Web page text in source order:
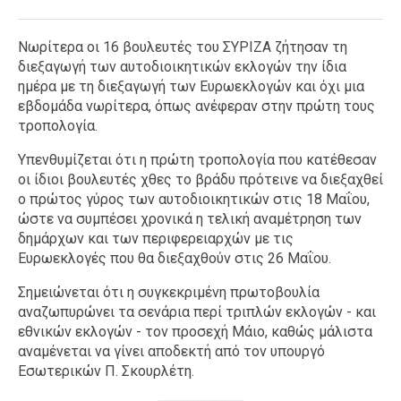
Νωρίτερα οι 16 βουλευτές του ΣΥΡΙΖΑ ζήτησαν τη
διεξαγωγή των αυτοδιοικητικών εκλογών την ίδια
ημέρα με τη διεξαγωγή των Ευρωεκλογών και όχι μια
εβδομάδα νωρίτερα, όπως ανέφεραν στην πρώτη τους
τροπολογία.
Υπενθυμίζεται ότι η πρώτη τροπολογία που κατέθεσαν
οι ίδιοι βουλευτές χθες το βράδυ πρότεινε να διεξαχθεί
ο πρώτος γύρος των αυτοδιοικητικών στις 18 Μαΐου,
ώστε να συμπέσει χρονικά η τελική αναμέτρηση των
δημάρχων και των περιφερειαρχών με τις
Ευρωεκλογές που θα διεξαχθούν στις 26 Μαΐου.
Σημειώνεται ότι η συγκεκριμένη πρωτοβουλία
αναζωπυρώνει τα σενάρια περί τριπλών εκλογών - και
εθνικών εκλογών - τον προσεχή Μάιο, καθώς μάλιστα
αναμένεται να γίνει αποδεκτή από τον υπουργό
Εσωτερικών Π. Σκουρλέτη.